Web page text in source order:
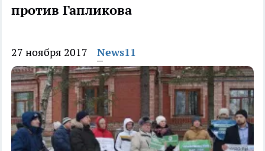
против Гапликова
27 ноября 2017 News11